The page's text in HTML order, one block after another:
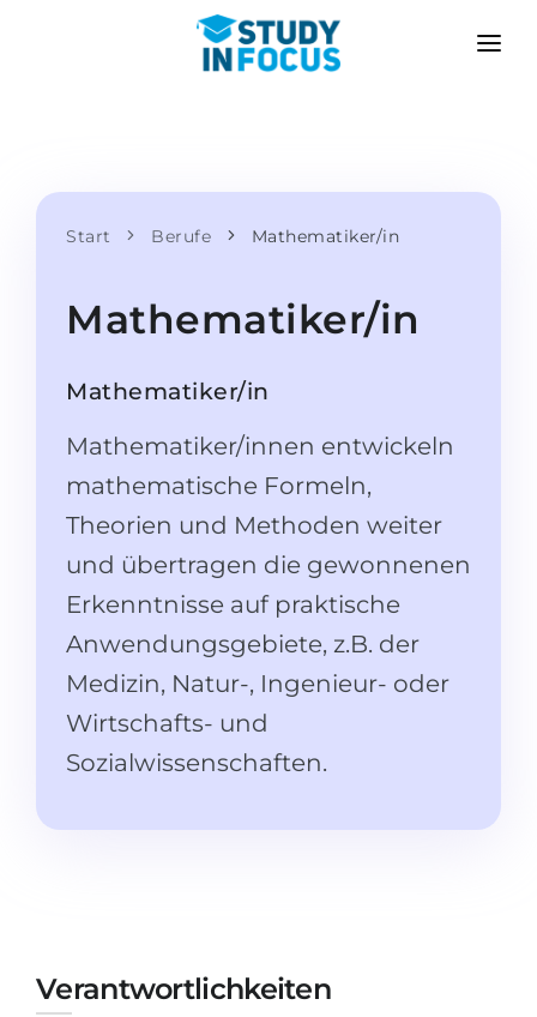
Universitäten
Bachelor & Master
Propädeutikum
SPRACHSCHULEN
Online-Sprachunterricht
Sprachvisum
STUDIENKOLLEG
Studienkollegs
Studienkolleg-Kurse
Freshman / Foundation
Studienvorbereitung
GEOGRAFIE
SZENARIEN
Nach der Schule bewerben
Master in Deutschland
Mit Zulassungsgarantie
Bachelor
Master
Zweitstudium
BEWERBEN NACH …
11-jähriger Schule
2.–3. Studienjahr
METHODIK
Start Berufe Mathematiker/in
Mathematiker/in
Mathematiker/in
Mathematiker/innen entwickeln
mathematische Formeln,
Theorien und Methoden weiter
und übertragen die gewonnenen
Erkenntnisse auf praktische
Anwendungsgebiete, z.B. der
Medizin, Natur-, Ingenieur- oder
Wirtschafts- und
Sozialwissenschaften.
Verantwortlichkeiten